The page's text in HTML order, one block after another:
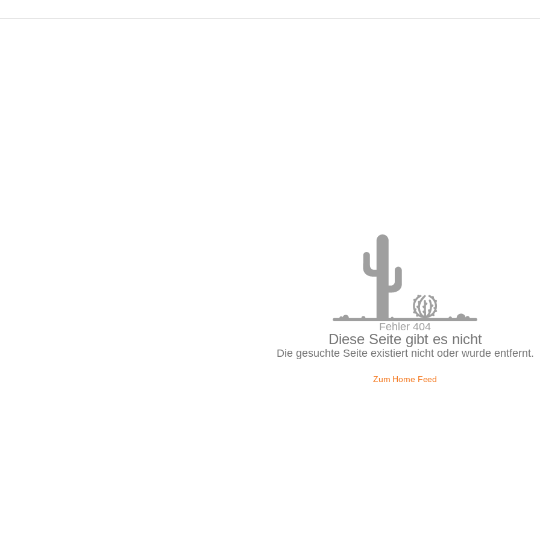
Fehler 404
Diese Seite gibt es nicht
Die gesuchte Seite existiert nicht oder wurde entfernt.
Zum Home Feed